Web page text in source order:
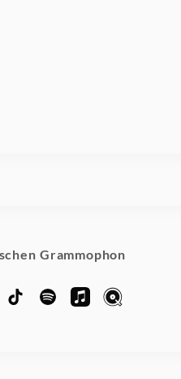
Grammophon